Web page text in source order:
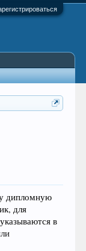
дипломную
для
в